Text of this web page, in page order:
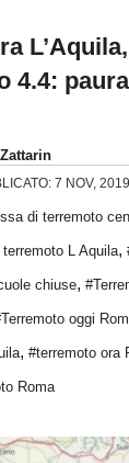
4.4:
7 NOV,
di terremoto
L Aquila,
chiuse,
oggi
, #terremoto ora
Roma